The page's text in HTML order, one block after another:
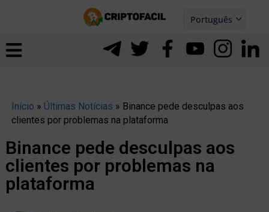
Português
Español
Início » Últimas Notícias » Binance pede desculpas aos
clientes por problemas na plataforma
Binance pede desculpas aos
clientes por problemas na
plataforma